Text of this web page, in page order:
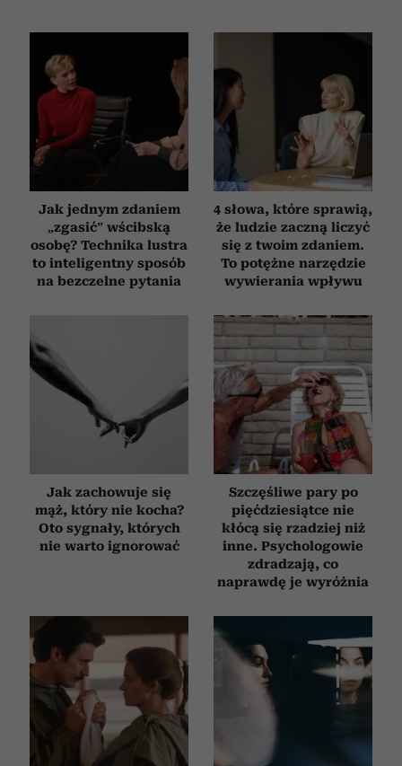
Jak jednym zdaniem
„zgasić” wścibską
osobę? Technika lustra
to inteligentny sposób
na bezczelne pytania
4 słowa, które sprawią,
że ludzie zaczną liczyć
się z twoim zdaniem.
To potężne narzędzie
wywierania wpływu
Jak zachowuje się
mąż, który nie kocha?
Oto sygnały, których
nie warto ignorować
Szczęśliwe pary po
pięćdziesiątce nie
kłócą się rzadziej niż
inne. Psychologowie
zdradzają, co
naprawdę je wyróżnia